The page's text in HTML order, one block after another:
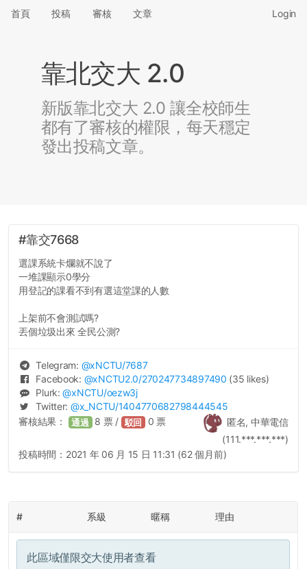
首頁 投稿 審核 文章 Login
靠北交大 2.0
新版靠北交大 2.0 讓全校師生
都有了審核的權限，每天穩定
發出投稿文章。
#靠交7668
選課系統卡爛就不說了
一堆課顯示0學分
用登記的課看不到有選這堂課的人數
上架前不會測試嗎?
丟個垃圾出來 全民公測?
Telegram: @xNCTU/7687
Facebook: @xNCTU2.0/270247734897490 (35 likes)
Plurk:@xNCTU/oezw3j
Twitter: @x_NCTU/1404770682798444545
匿名, 中華電信
(111.***.***.***)
審核結果： 通過 8 票 / 駁回 0 票
投稿時間： 2021 年 06 月 15 日 11:31 (62 個月前)
# 系級 暱稱 理由
此區域僅限交大使用者查看